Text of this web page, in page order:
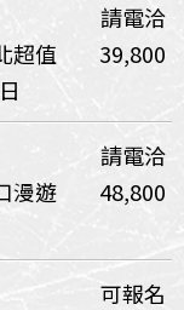
請電洽
超值
39,800
請電洽
漫遊
48,800
可報名